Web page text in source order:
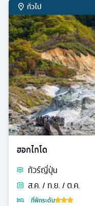
ทั่วไป
ฮอกไกโด
ทัวร์ญี่ปุ่น
ส.ค. / ก.ย. / ต.ค.
ที่พักระดับ